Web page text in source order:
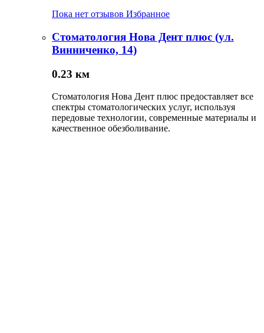
Пока нет отзывов Избранное
Стоматология Нова Дент плюс (ул.
Винниченко, 14)
0.23 км
Стоматология Нова Дент плюс предоставляет все
спектры стоматологических услуг, используя
передовые технологии, современные материалы и
качественное обезболивание.